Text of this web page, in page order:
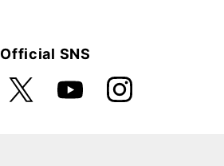
Official SNS
YouTube Instagra
m